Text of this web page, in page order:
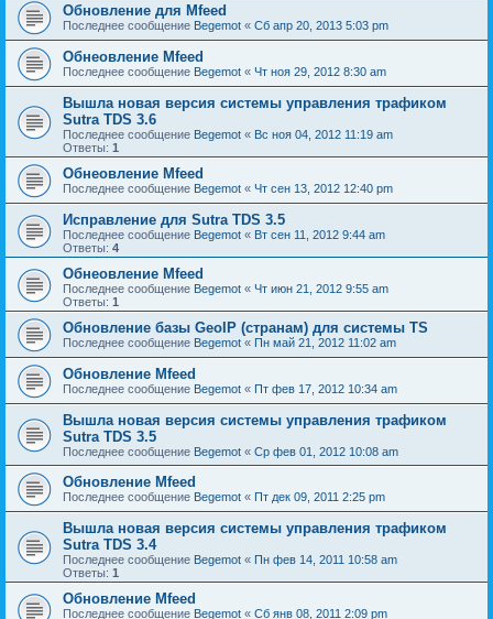
Обновление для Mfeed
Последнее сообщение Begemot « Сб апр 20, 2013 5:03 pm
Обнеовление Mfeed
Последнее сообщение Begemot « Чт ноя 29, 2012 8:30 am
Вышла новая версия системы управления трафиком
Sutra TDS 3.6
Последнее сообщение Begemot « Вс ноя 04, 2012 11:19 am
Ответы: 1
Обнеовление Mfeed
Последнее сообщение Begemot « Чт сен 13, 2012 12:40 pm
Исправление для Sutra TDS 3.5
Последнее сообщение Begemot « Вт сен 11, 2012 9:44 am
Ответы: 4
Обнеовление Mfeed
Последнее сообщение Begemot « Чт июн 21, 2012 9:55 am
Ответы: 1
Обновление базы GeoIP (странам) для системы TS
Последнее сообщение Begemot « Пн май 21, 2012 11:02 am
Обновление Mfeed
Последнее сообщение Begemot « Пт фев 17, 2012 10:34 am
Вышла новая версия системы управления трафиком
Sutra TDS 3.5
Последнее сообщение Begemot « Ср фев 01, 2012 10:08 am
Обновление Mfeed
Последнее сообщение Begemot « Пт дек 09, 2011 2:25 pm
Вышла новая версия системы управления трафиком
Sutra TDS 3.4
Последнее сообщение Begemot « Пн фев 14, 2011 10:58 am
Ответы: 1
Обновление Mfeed
Последнее сообщение Begemot « Сб янв 08, 2011 2:09 pm